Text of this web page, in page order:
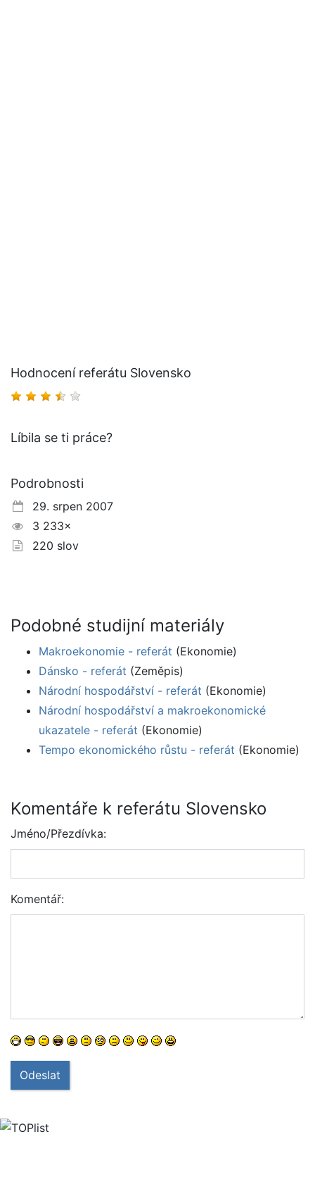
Hodnocení referátu Slovensko
Líbila se ti práce?
Podrobnosti
29. srpen 2007
3 233×
220 slov
Podobné studijní materiály
Makroekonomie - referát (Ekonomie)
Dánsko - referát (Zeměpis)
Národní hospodářství - referát (Ekonomie)
Národní hospodářství a makroekonomické
ukazatele - referát (Ekonomie)
Tempo ekonomického růstu - referát (Ekonomie)
Komentáře k referátu Slovensko
Jméno/Přezdívka:
Komentář:
Odeslat